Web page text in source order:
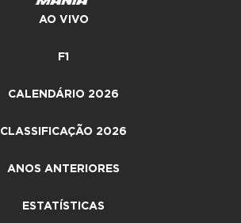
AO VIVO
F1
CALENDÁRIO 2026
CLASSIFICAÇÃO 2026
ANOS ANTERIORES
ESTATÍSTICAS